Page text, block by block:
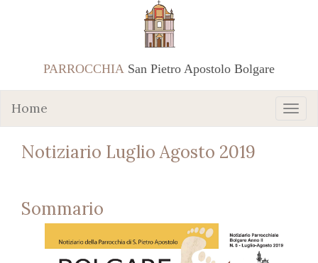
PARROCCHIA San Pietro Apostolo Bolgare
Home
Notiziario Luglio Agosto 2019
Sommario